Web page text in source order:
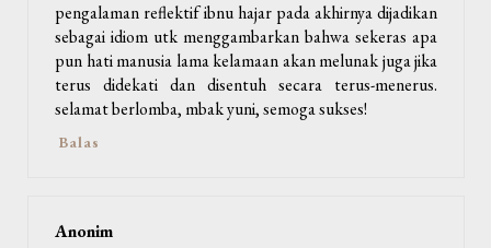
pengalaman reflektif ibnu hajar pada akhirnya dijadikan
sebagai idiom utk menggambarkan bahwa sekeras apa
pun hati manusia lama kelamaan akan melunak juga jika
terus didekati dan disentuh secara terus-menerus.
selamat berlomba, mbak yuni, semoga sukses!
Balas
Anonim